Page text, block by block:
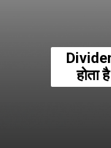
होता